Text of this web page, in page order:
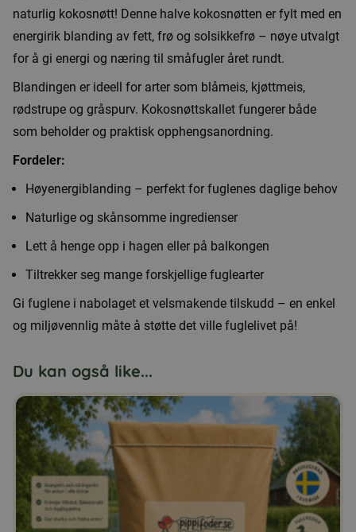
naturlig kokosnøtt! Denne halve kokosnøtten er fylt med en
energirik blanding av fett, frø og solsikkefrø – nøye utvalgt
for å gi energi og næring til småfugler året rundt.
Blandingen er ideell for arter som blåmeis, kjøttmeis,
rødstrupe og gråspurv. Kokosnøttskallet fungerer både
som beholder og praktisk opphengsanordning.
Fordeler:
Høyenergiblanding – perfekt for fuglenes daglige behov
Naturlige og skånsomme ingredienser
Lett å henge opp i hagen eller på balkongen
Tiltrekker seg mange forskjellige fuglearter
Gi fuglene i nabolaget et velsmakende tilskudd – en enkel
og miljøvennlig måte å støtte det ville fuglelivet på!
Du kan også like...